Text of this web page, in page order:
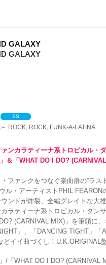
GALAXY
GALAXY
SS
ROCK ROCK FUNK-A-LATINA
ンカラティーナ系トロピカル・
＆「WHAT DO I DO?
ファンクをつなぐ楽曲群の”ラス
ル・アーティストPHIL FEARON
ンドが炸裂、全編グレイトな大
ラティーナ系トロピカル・ダン
(CARNIVAL MIX)」を筆頭に
」、「DANCING TIGHT」「
イイ曲づくし！U.K.ORIGINAL盤
/「WHAT DO I DO? (CARNIVAL